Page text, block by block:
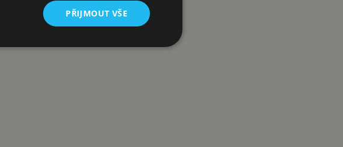
PŘIJMOUT VŠE